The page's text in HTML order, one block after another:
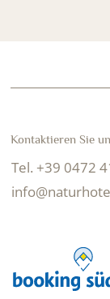
Kontaktieren Sie
Tel. +39 0472